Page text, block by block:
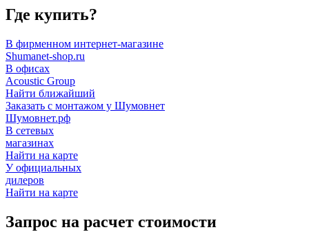
Где купить?
В фирменном интернет-магазине
Shumanet-shop.ru
В офисах
Acoustic Group
Найти ближайший
Заказать с монтажом у Шумовнет
Шумовнет.рф
В сетевых
магазинах
Найти на карте
У официальных
дилеров
Найти на карте
Запрос на расчет стоимости